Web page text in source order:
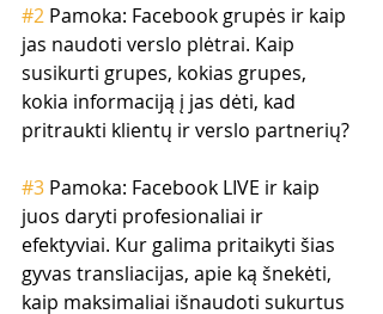
#2 Pamoka: Facebook grupės ir kaip
jas naudoti verslo plėtrai. Kaip
susikurti grupes, kokias grupes,
kokia informaciją į jas dėti, kad
pritraukti klientų ir verslo partnerių?
#3 Pamoka: Facebook LIVE ir kaip
juos daryti profesionaliai ir
efektyviai. Kur galima pritaikyti šias
gyvas transliacijas, apie ką šnekėti,
kaip maksimaliai išnaudoti sukurtus